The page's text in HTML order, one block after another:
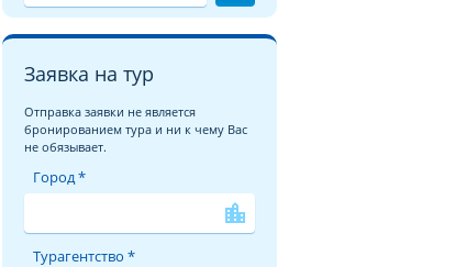
Заявка на тур
Отправка заявки не является
бронированием тура и ни к чему Вас
не обязывает.
Город *
location_city
Турагентство *